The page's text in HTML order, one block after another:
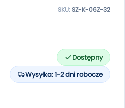
SKU:SZ-K-06Z-32
Dostępny
Wysyłka: 1-2 dni robocze